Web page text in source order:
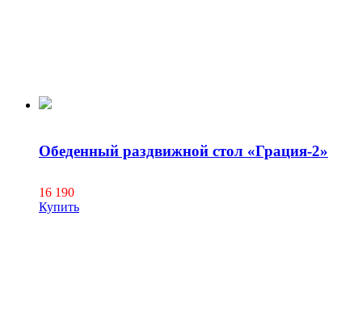
Обеденный раздвижной стол «Грация-2»
16 190
Купить